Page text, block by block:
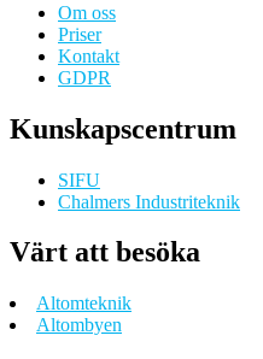
Om oss
Priser
Kontakt
GDPR
Kunskapscentrum
SIFU
Chalmers Industriteknik
Värt att besöka
Altomteknik
Altombyen